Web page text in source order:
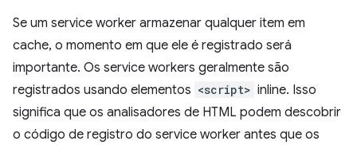
Se um service worker armazenar qualquer item em
cache, o momento em que ele é registrado será
importante. Os service workers geralmente são
registrados usando elementos <script> inline. Isso
significa que os analisadores de HTML podem descobrir
o código de registro do service worker antes que os